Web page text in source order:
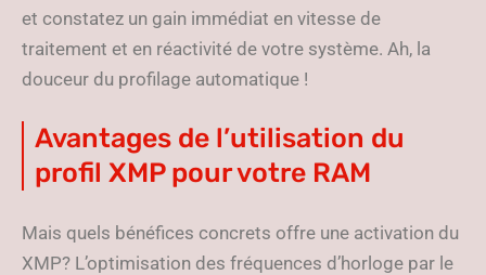
et constatez un gain immédiat en vitesse de
traitement et en réactivité de votre système. Ah, la
douceur du profilage automatique !
Avantages de l’utilisation du
profil XMP pour votre RAM
Mais quels bénéfices concrets offre une activation du
XMP? L’optimisation des fréquences d’horloge par le